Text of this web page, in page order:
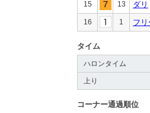
15 13 ダリ
16 1 フ
タイム
ハロンタイム
上り
コーナー通過順位